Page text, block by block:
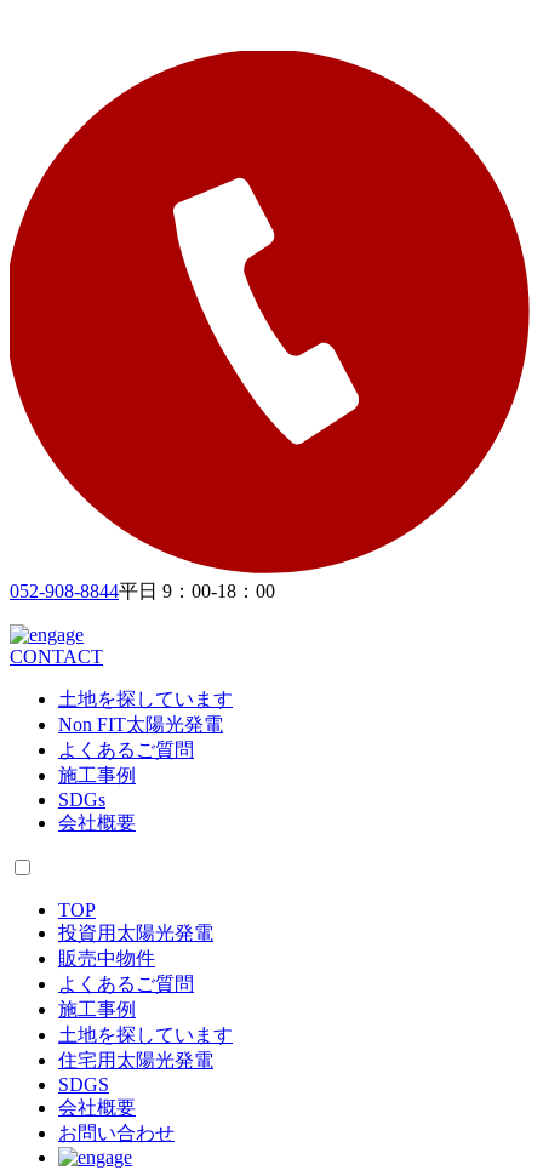
052-908-8844平日 9：00-18：00
CONTACT
土地を探しています
Non FIT太陽光発電
よくあるご質問
施工事例
SDGs
会社概要
TOP
投資用太陽光発電
販売中物件
よくあるご質問
施工事例
土地を探しています
住宅用太陽光発電
SDGS
会社概要
お問い合わせ